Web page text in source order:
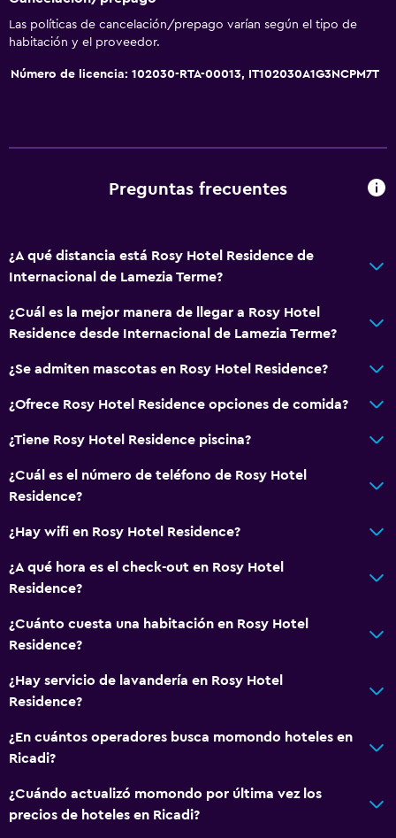
Aire acondicionado
Wifi gratis
Ropa de cama
Toallas/ropa de cama (cargo adicional)
Ventana
Habitaciones familiares
Vista al jardín
Vista al patio interior
Posibilidad de habitaciones conectadas
Vista a la piscina
Solárium
Piso de mosaico/mármol
Independiente
Aire libre
Comedor al aire libre
Muebles de exterior
Área de picnic
Playa privada
Jardín
Terraza/patio
Sillas de playa
Las políticas de cancelación/prepago varían según el tipo de
habitación y el proveedor.
Número de licencia: 102030-RTA-00013, IT102030A1G3NCPM7T
Preguntas frecuentes
¿A qué distancia está Rosy Hotel Residence de
Internacional de Lamezia Terme?
¿Cuál es la mejor manera de llegar a Rosy Hotel
Residence desde Internacional de Lamezia Terme?
¿Se admiten mascotas en Rosy Hotel Residence?
¿Ofrece Rosy Hotel Residence opciones de comida?
¿Tiene Rosy Hotel Residence piscina?
¿Cuál es el número de teléfono de Rosy Hotel
Residence?
¿Hay wifi en Rosy Hotel Residence?
¿A qué hora es el check-out en Rosy Hotel
Residence?
¿Cuánto cuesta una habitación en Rosy Hotel
Residence?
¿Hay servicio de lavandería en Rosy Hotel
Residence?
¿En cuántos operadores busca momondo hoteles en
Ricadi?
¿Cuándo actualizó momondo por última vez los
precios de hoteles en Ricadi?